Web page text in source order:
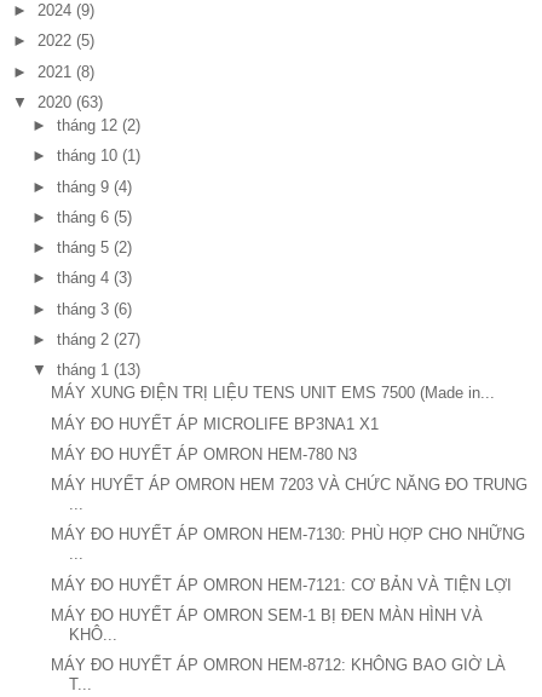
► 2024 (9)
► 2022 (5)
► 2021 (8)
▼
2020 (63)
► tháng 12 (2)
► tháng 10 (1)
► tháng 9 (4)
► tháng 6 (5)
► tháng 5 (2)
► tháng 4 (3)
► tháng 3 (6)
► tháng 2 (27)
▼
tháng 1 (13)
MÁY XUNG ĐIỆN TRỊ LIỆU TENS UNIT EMS 7500 (Made in...
MÁY ĐO HUYẾT ÁP MICROLIFE BP3NA1 X1
MÁY ĐO HUYẾT ÁP OMRON HEM-780 N3
MÁY HUYẾT ÁP OMRON HEM 7203 VÀ CHỨC NĂNG ĐO TRUNG
...
MÁY ĐO HUYẾT ÁP OMRON HEM-7130: PHÙ HỢP CHO NHỮNG
...
MÁY ĐO HUYẾT ÁP OMRON HEM-7121: CƠ BẢN VÀ TIỆN LỢI
MÁY ĐO HUYẾT ÁP OMRON SEM-1 BỊ ĐEN MÀN HÌNH VÀ
KHÔ...
MÁY ĐO HUYẾT ÁP OMRON HEM-8712: KHÔNG BAO GIỜ LÀ
T...